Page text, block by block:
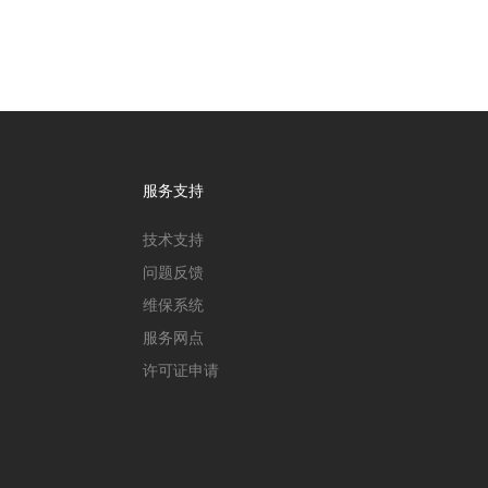
服务支持
技术支持
问题反馈
维保系统
服务网点
许可证申请